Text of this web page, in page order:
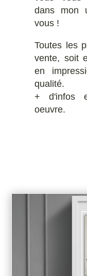
dans mon
vous !
Toutes les
vente, soit
en
qualité.
+ d'infos
oeuvre.